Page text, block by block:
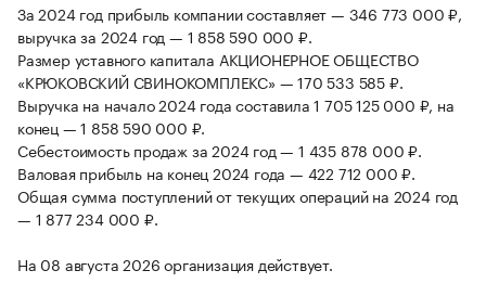
За 2024 год прибыль компании составляет — 346 773 000 ₽,
выручка за 2024 год — 1 858 590 000 ₽.
Размер уставного капитала АКЦИОНЕРНОЕ ОБЩЕСТВО
«КРЮКОВСКИЙ СВИНОКОМПЛЕКС» — 170 533 585 ₽.
Выручка на начало 2024 года составила 1 705 125 000 ₽, на
конец — 1 858 590 000 ₽.
Себестоимость продаж за 2024 год — 1 435 878 000 ₽.
Валовая прибыль на конец 2024 года — 422 712 000 ₽.
Общая сумма поступлений от текущих операций на 2024 год
— 1 877 234 000 ₽.
На 08 августа 2026 организация действует.